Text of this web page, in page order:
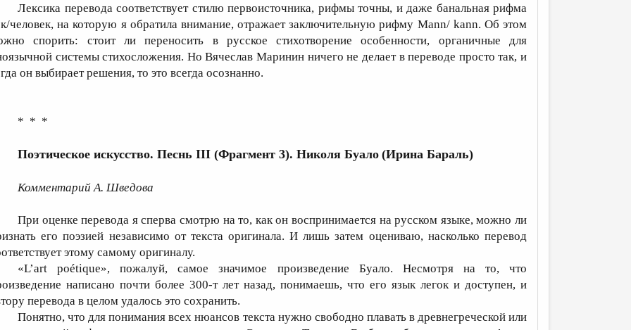
Лексика перевода соответствует стилю первоисточника, рифмы точны, и даже банальная рифма
человек, на которую я обратила внимание, отражает заключительную рифму Mann/ kann. Об этом
спорить: стоит ли переносить в русское стихотворение особенности, органичные для
системы стихосложения. Но Вячеслав Маринин ничего не делает в переводе просто так, и
он выбирает решения, то это всегда осознанно.
* * *
Поэтическое искусство. Песнь III (Фрагмент 3). Николя Буало (Ирина Бараль)
Комментарий А. Шведова
При оценке перевода я сперва смотрю на то, как он воспринимается на русском языке, можно ли
его поэзией независимо от текста оригинала. И лишь затем оцениваю, насколько перевод
этому самому оригиналу.
«L’art poétique», пожалуй, самое значимое произведение Буало. Несмотря на то, что
написано почти более 300-т лет назад, понимаешь, что его язык легок и доступен, и
перевода в целом удалось это сохранить.
Понятно, что для понимания всех нюансов текста нужно свободно плавать в древнегреческой или